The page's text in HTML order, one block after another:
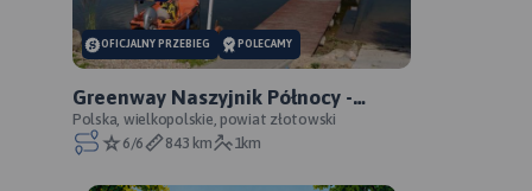
OFICJALNY PRZEBIEG POLECAMY
Greenway Naszyjnik Północy -
oficjalny przebieg
Polska, wielkopolskie, powiat złotowski
6/6
843 km 1km